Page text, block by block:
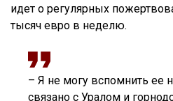
идет о регулярных
тысяч евро в неделю.
– Я не могу вспомнить ее
связано с Уралом и